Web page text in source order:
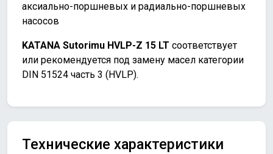
аксиально-поршневых и радиально-поршневых
насосов
KATANA Sutorimu HVLP-Z 15 LT соответствует
или рекомендуется под замену масел категории
DIN 51524 часть 3 (HVLP).
Технические характеристики